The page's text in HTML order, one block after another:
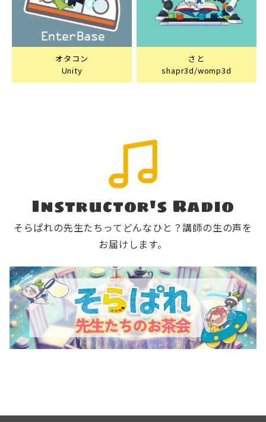
オタコン
Unity
さと
shapr3d/womp3d
Instructor's Radio
そらぱれの先生たちってどんなひと？講師の生の声を
お届けします。